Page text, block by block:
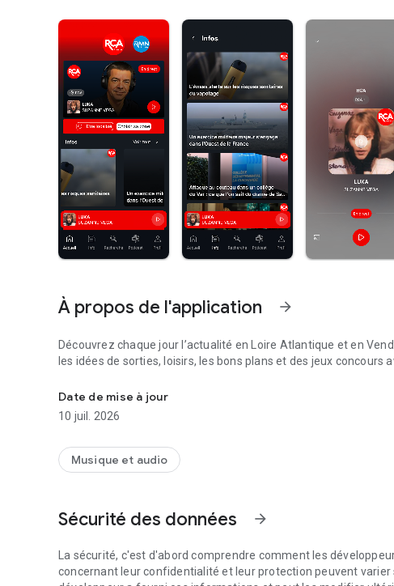
À propos de l'application arrow_forward
Découvrez chaque jour l’actualité en Loire Atlantique et en
les idées de sorties, loisirs, les bons plans et des jeux concours
Date de mise à jour
10 juil. 2026
Musique et audio
Sécurité des données arrow_forward
La sécurité, c'est d'abord comprendre comment les
concernant leur confidentialité et leur protection peuvent